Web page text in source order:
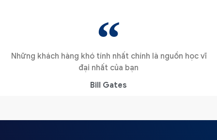
Những khách hàng khó tính nhất chính là nguồn học vĩ
đại nhất của bạn
Bill Gates